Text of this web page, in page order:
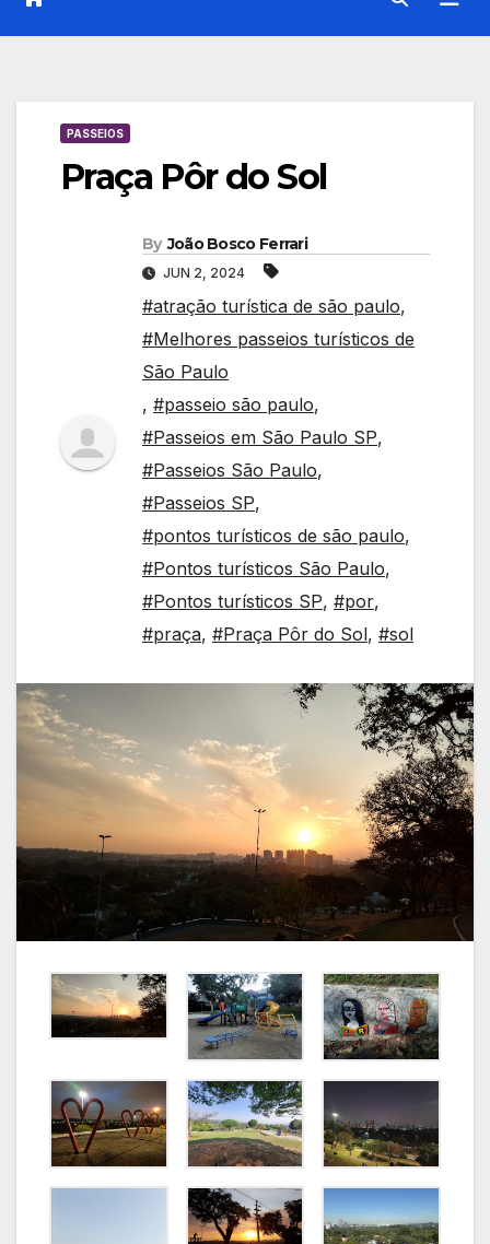
PASSEIOS
Praça Pôr do Sol
By João Bosco Ferrari
JUN 2, 2024
#atração turística de são paulo,
#Melhores passeios turísticos de
São Paulo
, #passeio são paulo,
#Passeios em São Paulo SP,
#Passeios São Paulo,
#Passeios SP,
#pontos turísticos de são paulo,
#Pontos turísticos São Paulo,
#Pontos turísticos SP, #por,
#praça, #Praça Pôr do Sol, #sol